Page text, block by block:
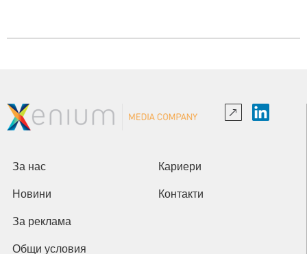
За нас Кариери
Новини Контакти
За реклама
Общи условия